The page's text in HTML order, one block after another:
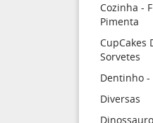
Cozinha -
Pimenta
CupCakes
Sorvetes
Dentinho -
Diversas